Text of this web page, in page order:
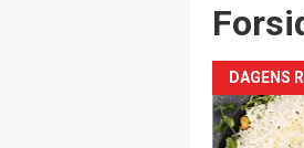
DAGENS